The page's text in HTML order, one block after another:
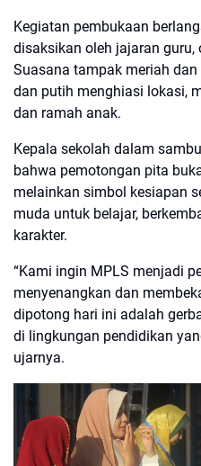
Kegiatan pembukaan
disaksikan oleh jajaran guru,
Suasana tampak meriah
dan putih menghiasi lokasi,
dan ramah anak.
Kepala sekolah dalam
bahwa pemotongan pita
melainkan simbol kesiapan
muda untuk belajar,
karakter.
“Kami ingin MPLS menjadi
menyenangkan dan
dipotong hari ini adalah
di lingkungan pendidikan
ujarnya.